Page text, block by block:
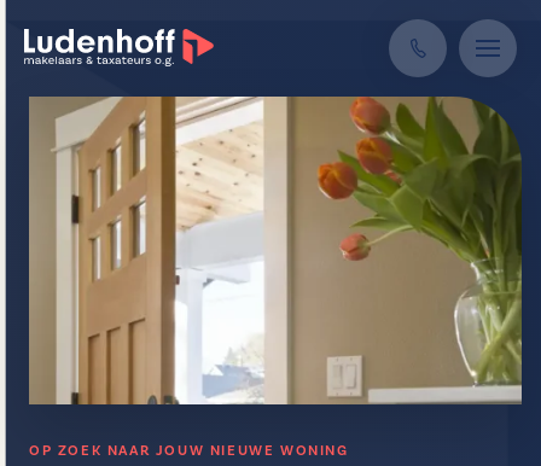
OP ZOEK NAAR JOUW NIEUWE WONING